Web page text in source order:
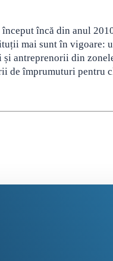
încă din anul
mai sunt în vigoare:
antreprenorii din
de împrumuturi pentru